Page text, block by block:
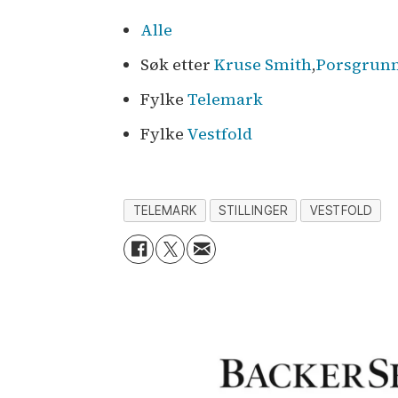
Alle
Søk etter Kruse Smith,
FylkeTelemark
Fylke Vestfold
TELEMARK STILLINGER VESTFOLD